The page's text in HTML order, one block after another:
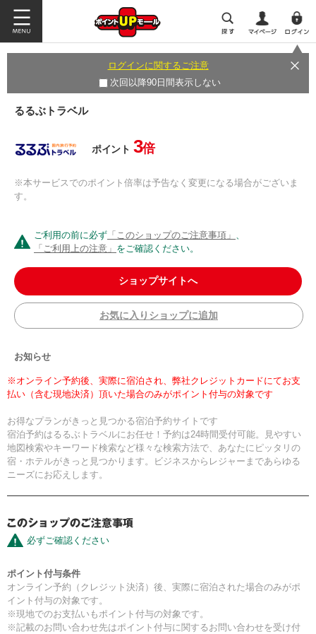
ログインに関するご注意
次回以降90日間表示しない
るるぶトラベル
ポイント 3倍
※本サービスでのポイント倍率は予告なく変更になる場合がございま
す。
ご利用の前に必ず 「このショップのご注意事項」 、
「ご利用上の注意」 をご確認ください。
ショップサイトへ
お気に入りショップに追加
お知らせ
※オンライン予約後、実際に宿泊され、弊社クレジットカードにてお支
払い（含む現地決済）頂いた場合のみがポイント付与の対象です
お得なプランがきっと見つかる宿泊予約サイトです
宿泊予約はるるぶトラベルにお任せ！予約は24時間受付可能。見やすい
地図検索やキーワード検索など様々な検索方法で、あなたにピッタリの
宿・ホテルがきっと見つかります。ビジネスからレジャーまであらゆる
ニーズにお応えします。
必ずご確認ください
ポイント付与条件
オンライン予約（クレジット決済）後、実際に宿泊された場合のみがポ
イント付与の対象です。
※現地でのお支払いもポイント付与の対象です。
※記載のお問い合わせ先はポイント付与に関するお問い合わせを受け付